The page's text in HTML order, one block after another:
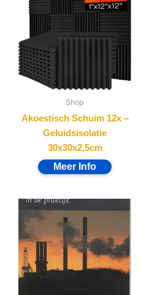
Shop
Akoestisch Schuim 12x –
Geluidsisolatie
30x30x2,5cm